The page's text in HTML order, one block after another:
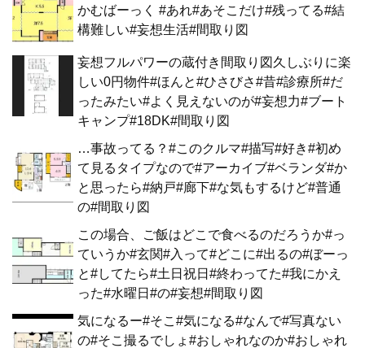
かむばーっく #あれ#あそこだけ#残ってる#結
構難しい#妄想生活#間取り図
妄想フルパワーの蔵付き間取り図久しぶりに楽
しい0円物件#ほんと#ひさびさ#昔#診療所#だ
ったみたい#よく見えないのが#妄想力#ブート
キャンプ#18DK#間取り図
…事故ってる？#このクルマ#描写#好き#初め
て見るタイプなので#アーカイブ#ベランダ#か
と思ったら#納戸#廊下#な気もするけど#普通
の#間取り図
この場合、ご飯はどこで食べるのだろうか#っ
ていうか#玄関#入って#どこに#出るの#ぼーっ
と#してたら#土日祝日#終わってた#我にかえ
った#水曜日#の#妄想#間取り図
気になるー#そこ#気になる#なんで#写真ない
の#そこ撮るでしょ#おしゃれなのか#おしゃれ